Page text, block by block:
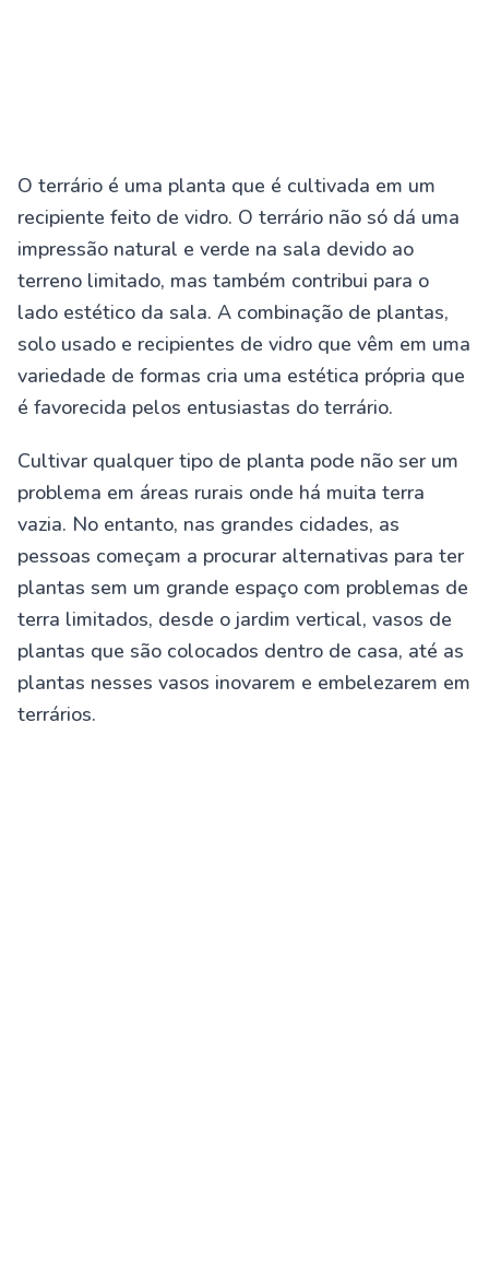
O terrário é uma planta que é cultivada em um
recipiente feito de vidro. O terrário não só dá uma
impressão natural e verde na sala devido ao
terreno limitado, mas também contribui para o
lado estético da sala. A combinação de plantas,
solo usado e recipientes de vidro que vêm em uma
variedade de formas cria uma estética própria que
é favorecida pelos entusiastas do terrário.
Cultivar qualquer tipo de planta pode não ser um
problema em áreas rurais onde há muita terra
vazia. No entanto, nas grandes cidades, as
pessoas começam a procurar alternativas para ter
plantas sem um grande espaço com problemas de
terra limitados, desde o jardim vertical, vasos de
plantas que são colocados dentro de casa, até as
plantas nesses vasos inovarem e embelezarem em
terrários.